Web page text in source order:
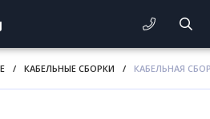
/ КАБЕЛЬНЫЕ СБОРКИ / КАБЕЛЬНАЯ